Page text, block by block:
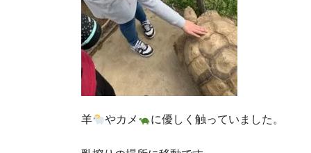
羊 やカメ に優しく触っていました。